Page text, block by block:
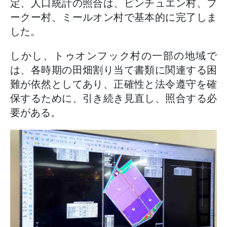
定、人口統計の照合は、ビンチュエン村、フ
ークー村、ミールオン村で基本的に完了しま
した。
しかし、トゥオンフック村の一部の地域で
は、各時期の田畑割り当て書類に関連する困
難が依然としてあり、正確性と法令遵守を確
保するために、引き続き見直し、照合する必
要がある。